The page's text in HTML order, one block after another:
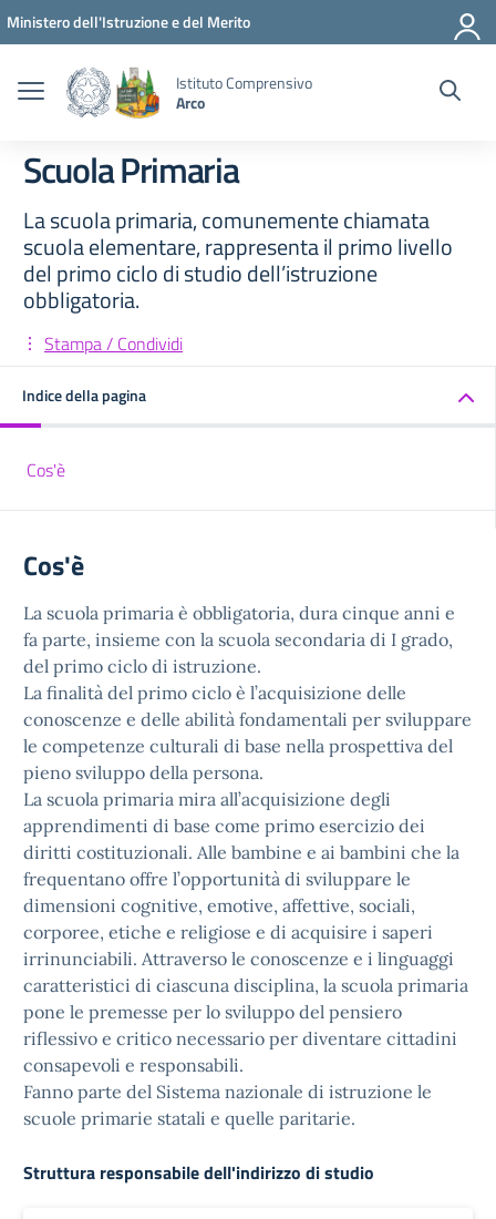
Vai ai contenuti
Vai al menu di navigazione
Vai al footer
Ministero dell'Istruzione e del Merito
Istituto Comprensivo
Arco
Scuola Primaria
La scuola primaria, comunemente chiamata
scuola elementare, rappresenta il primo livello
del primo ciclo di studio dell’istruzione
obbligatoria.
Stampa / Condividi
Indice della pagina
Cos'è
Cos'è
La scuola primaria è obbligatoria, dura cinque anni e
fa parte, insieme con la scuola secondaria di I grado,
del primo ciclo di istruzione.
La finalità del primo ciclo è l’acquisizione delle
conoscenze e delle abilità fondamentali per sviluppare
le competenze culturali di base nella prospettiva del
pieno sviluppo della persona.
La scuola primaria mira all’acquisizione degli
apprendimenti di base come primo esercizio dei
diritti costituzionali. Alle bambine e ai bambini che la
frequentano offre l’opportunità di sviluppare le
dimensioni cognitive, emotive, affettive, sociali,
corporee, etiche e religiose e di acquisire i saperi
irrinunciabili. Attraverso le conoscenze e i linguaggi
caratteristici di ciascuna disciplina, la scuola primaria
pone le premesse per lo sviluppo del pensiero
riflessivo e critico necessario per diventare cittadini
consapevoli e responsabili.
Fanno parte del Sistema nazionale di istruzione le
scuole primarie statali e quelle paritarie.
Struttura responsabile dell'indirizzo di studio